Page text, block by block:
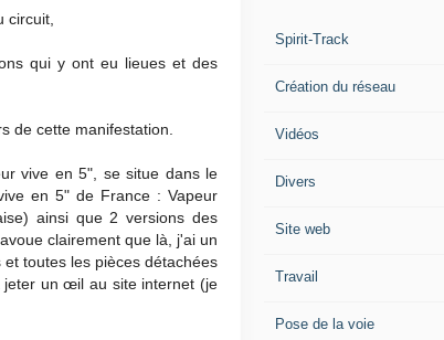
circuit,
qui y ont eu lieues et des
de cette manifestation.
vive en 5", se situe dans le
en 5" de France : Vapeur
ainsi que 2 versions des
clairement que là, j'ai un
toutes les pièces détachées
jeter un œil au site internet (je
Spirit-Track
Création du réseau
Vidéos
Divers
Site web
Travail
Pose de la voie